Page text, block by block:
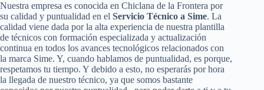
Nuestra empresa es conocida en Chiclana de la Frontera por
su calidad y puntualidad en el Servicio Técnico a Sime. La
calidad viene dada por la alta experiencia de nuestra plantilla
de técnicos con formación especializada y actualización
continua en todos los avances tecnológicos relacionados con
la marca Sime. Y, cuando hablamos de puntualidad, es porque,
respetamos tu tiempo. Y debido a esto, no esperarás por hora
la llegada de nuestro técnico, ya que somos bastante